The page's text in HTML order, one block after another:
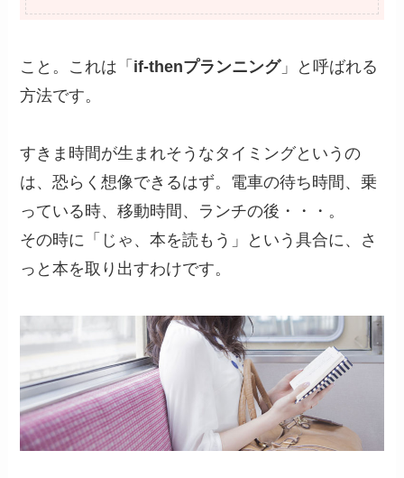
こと。これは「 if-thenプランニング」と呼ばれる
方法です。
すきま時間が生まれそうなタイミングというの
は、恐らく想像できるはず。電車の待ち時間、乗
っている時、移動時間、ランチの後・・・。
その時に「じゃ、本を読もう」という具合に、さ
っと本を取り出すわけです。